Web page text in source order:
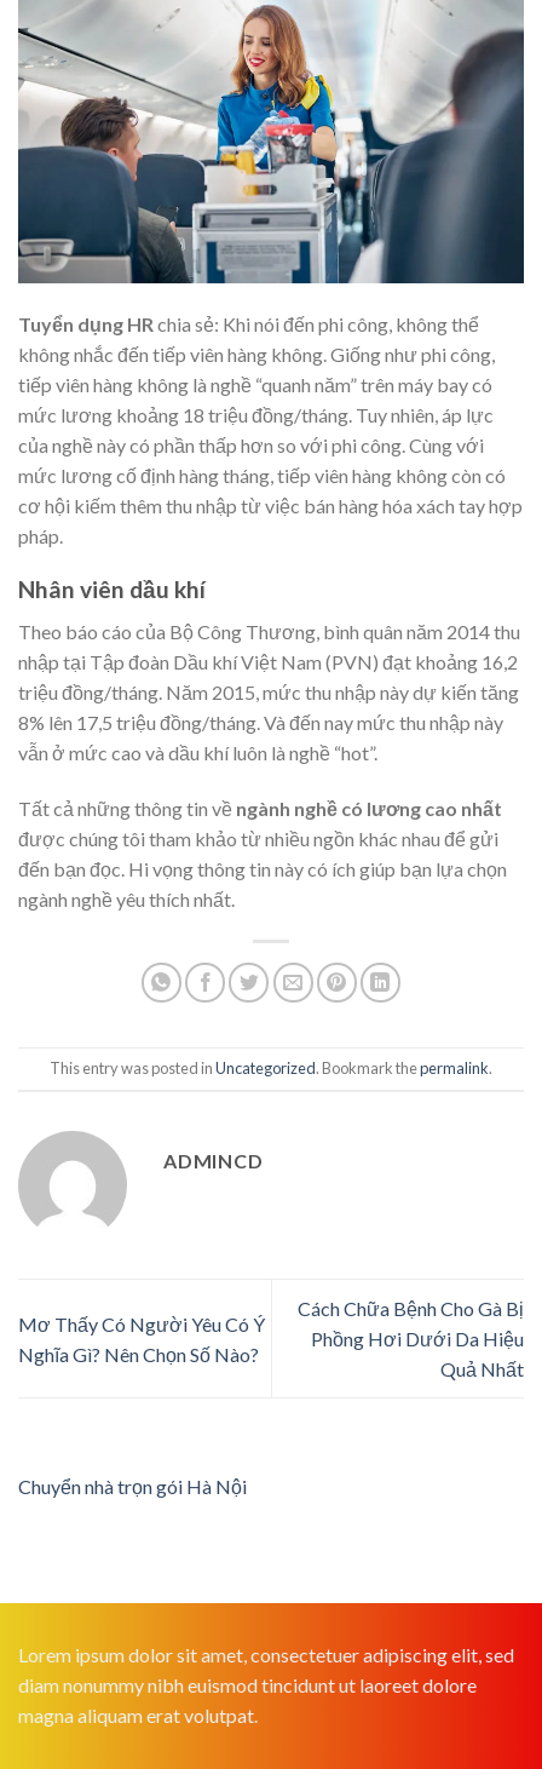
Tuyển dụng HR chia sẻ: Khi nói đến phi công, không thể
không nhắc đến tiếp viên hàng không. Giống như phi công,
tiếp viên hàng không là nghề “quanh năm” trên máy bay có
mức lương khoảng 18 triệu đồng/tháng. Tuy nhiên, áp lực
của nghề này có phần thấp hơn so với phi công. Cùng với
mức lương cố định hàng tháng, tiếp viên hàng không còn có
cơ hội kiếm thêm thu nhập từ việc bán hàng hóa xách tay hợp
pháp.
Nhân viên dầu khí
Theo báo cáo của Bộ Công Thương, bình quân năm 2014 thu
nhập tại Tập đoàn Dầu khí Việt Nam (PVN) đạt khoảng 16,2
triệu đồng/tháng. Năm 2015, mức thu nhập này dự kiến tăng
8% lên 17,5 triệu đồng/tháng. Và đến nay mức thu nhập này
vẫn ở mức cao và dầu khí luôn là nghề “hot”.
Tất cả những thông tin về ngành nghề có lương cao nhất
được chúng tôi tham khảo từ nhiều ngồn khác nhau để gửi
đến bạn đọc. Hi vọng thông tin này có ích giúp bạn lựa chọn
ngành nghề yêu thích nhất.
This entry was posted inUncategorized. Bookmark thepermalink.
ADMINCD
Mơ Thấy Có Người Yêu Có Ý
Nghĩa Gì? Nên Chọn Số Nào?
Cách Chữa Bệnh Cho Gà Bị
Phồng Hơi Dưới Da Hiệu
Quả Nhất
Chuyển nhà trọn gói Hà Nội
Lorem ipsum dolor sit amet, consectetuer adipiscing elit, sed
diam nonummy nibh euismod tincidunt ut laoreet dolore
magna aliquam erat volutpat.